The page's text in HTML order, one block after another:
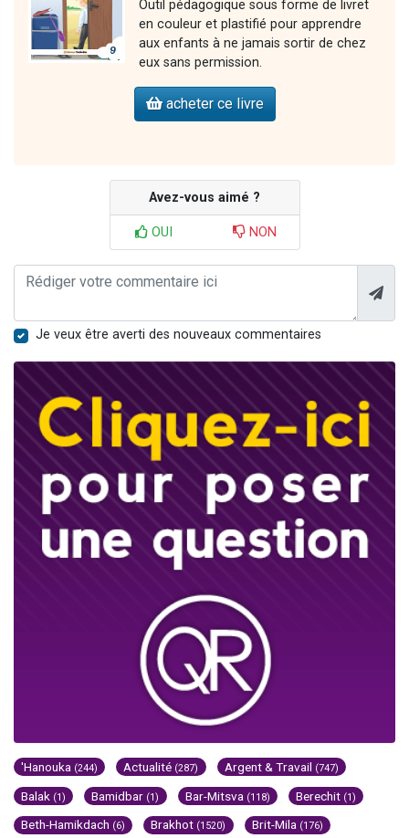
Outil pédagogique sous forme de livret
en couleur et plastifié pour apprendre
aux enfants à ne jamais sortir de chez
eux sans permission.
acheter ce livre
Avez-vous aimé ?
OUI NON
Je veux être averti des nouveaux commentaires
'Hanouka (244) Actualité (287) Argent & Travail (747)
Balak (1) Bamidbar (1) Bar-Mitsva (118) Berechit (1)
Beth-Hamikdach (6) Brakhot (1520) Brit-Mila (176)